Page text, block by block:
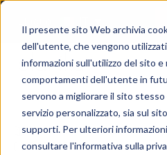
Il presente sito Web archivia
dell'utente, che vengono
informazioni sull'utilizzo del sito e
comportamenti dell'utente in
servono a migliorare il sito
servizio personalizzato, sia sul
supporti. Per ulteriori
consultare l'informativa sulla
Momento della lettura: 0 minuty
13/12/2024